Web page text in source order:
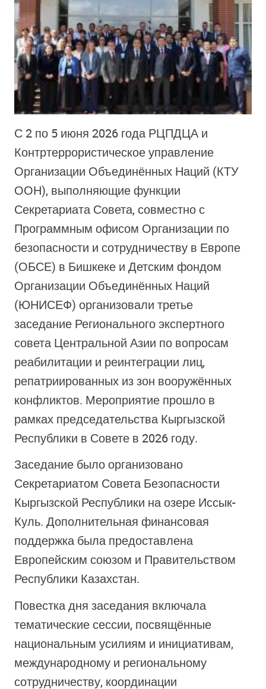
С 2 по 5 июня 2026 года РЦПДЦА и
Контртеррористическое управление
Организации Объединённых Наций (КТУ
ООН), выполняющие функции
Секретариата Совета, совместно с
Программным офисом Организации по
безопасности и сотрудничеству в Европе
(ОБСЕ) в Бишкеке и Детским фондом
Организации Объединённых Наций
(ЮНИСЕФ) организовали третье
заседание Регионального экспертного
совета Центральной Азии по вопросам
реабилитации и реинтеграции лиц,
репатриированных из зон вооружённых
конфликтов. Мероприятие прошло в
рамках председательства Кыргызской
Республики в Совете в 2026 году.
Заседание было организовано
Секретариатом Совета Безопасности
Кыргызской Республики на озере Иссык-
Куль. Дополнительная финансовая
поддержка была предоставлена
Европейским союзом и Правительством
Республики Казахстан.
Повестка дня заседания включала
тематические сессии, посвящённые
национальным усилиям и инициативам,
международному и региональному
сотрудничеству, координации